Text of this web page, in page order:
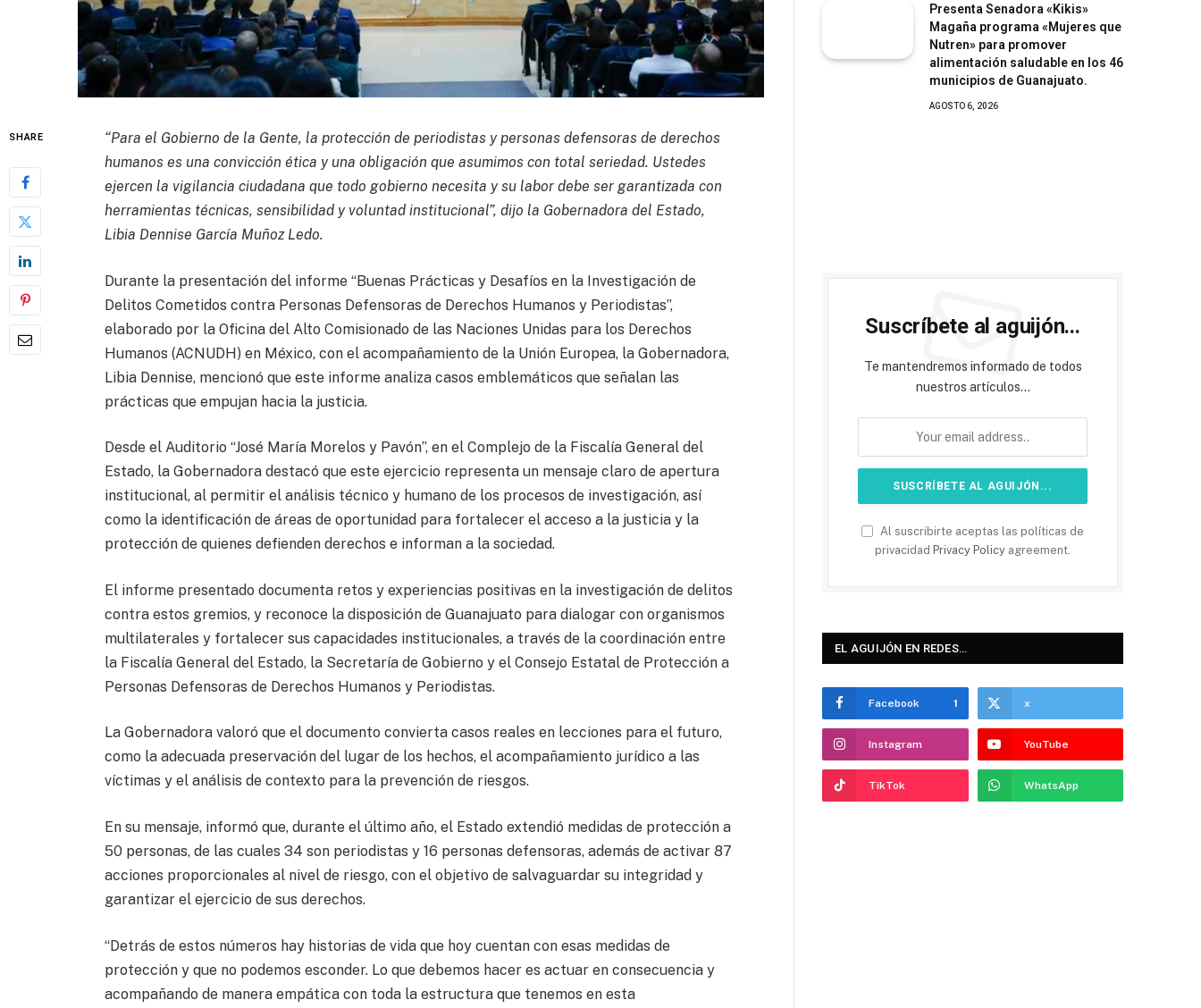
SHARE
“Para el Gobierno de la Gente, la protección de periodistas y personas defensoras de derechos
humanos es una convicción ética y una obligación que asumimos con total seriedad. Ustedes
ejercen la vigilancia ciudadana que todo gobierno necesita y su labor debe ser garantizada con
herramientas técnicas, sensibilidad y voluntad institucional”, dijo la Gobernadora del Estado,
Libia Dennise García Muñoz Ledo.
Durante la presentación del informe “Buenas Prácticas y Desafíos en la Investigación de
Delitos Cometidos contra Personas Defensoras de Derechos Humanos y Periodistas”,
elaborado por la Oficina del Alto Comisionado de las Naciones Unidas para los Derechos
Humanos (ACNUDH) en México, con el acompañamiento de la Unión Europea, la Gobernadora,
Libia Dennise, mencionó que este informe analiza casos emblemáticos que señalan las
prácticas que empujan hacia la justicia.
Desde el Auditorio “José María Morelos y Pavón”, en el Complejo de la Fiscalía General del
Estado, la Gobernadora destacó que este ejercicio representa un mensaje claro de apertura
institucional, al permitir el análisis técnico y humano de los procesos de investigación, así
como la identificación de áreas de oportunidad para fortalecer el acceso a la justicia y la
protección de quienes defienden derechos e informan a la sociedad.
El informe presentado documenta retos y experiencias positivas en la investigación de delitos
contra estos gremios, y reconoce la disposición de Guanajuato para dialogar con organismos
multilaterales y fortalecer sus capacidades institucionales, a través de la coordinación entre
la Fiscalía General del Estado, la Secretaría de Gobierno y el Consejo Estatal de Protección a
Personas Defensoras de Derechos Humanos y Periodistas.
La Gobernadora valoró que el documento convierta casos reales en lecciones para el futuro,
como la adecuada preservación del lugar de los hechos, el acompañamiento jurídico a las
víctimas y el análisis de contexto para la prevención de riesgos.
En su mensaje, informó que, durante el último año, el Estado extendió medidas de protección a
50 personas, de las cuales 34 son periodistas y 16 personas defensoras, además de activar 87
acciones proporcionales al nivel de riesgo, con el objetivo de salvaguardar su integridad y
garantizar el ejercicio de sus derechos.
“Detrás de estos números hay historias de vida que hoy cuentan con esas medidas de
protección y que no podemos esconder. Lo que debemos hacer es actuar en consecuencia y
acompañando de manera empática con toda la estructura que tenemos en esta
Presenta Senadora «Kikis»
Magaña programa «Mujeres que
Nutren» para promover
alimentación saludable en los 46
municipios de Guanajuato.
AGOSTO 6, 2026
Suscríbete al aguijón...
Te mantendremos informado de todos
nuestros artículos...
Al suscribirte aceptas las políticas de
privacidad Privacy Policy agreement.
EL AGUIJÓN EN REDES…
Facebook 1 x
Instagram YouTube
TikTok WhatsApp